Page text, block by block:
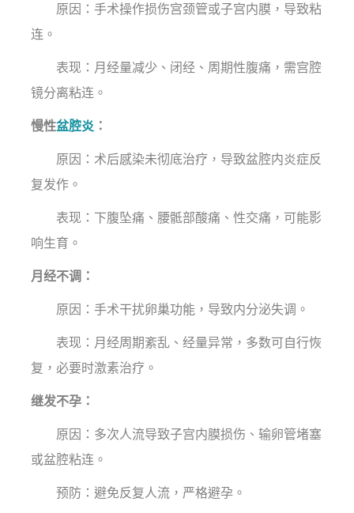
原因：手术操作损伤宫颈管或子宫内膜，导致粘
连。
表现：月经量减少、闭经、周期性腹痛，需宫腔
镜分离粘连。
慢性盆腔炎 ：
原因：术后感染未彻底治疗，导致盆腔内炎症反
复发作。
表现：下腹坠痛、腰骶部酸痛、性交痛，可能影
响生育。
月经不调：
原因：手术干扰卵巢功能，导致内分泌失调。
表现：月经周期紊乱、经量异常，多数可自行恢
复，必要时激素治疗。
继发不孕：
原因：多次人流导致子宫内膜损伤、输卵管堵塞
或盆腔粘连。
预防：避免反复人流，严格避孕。